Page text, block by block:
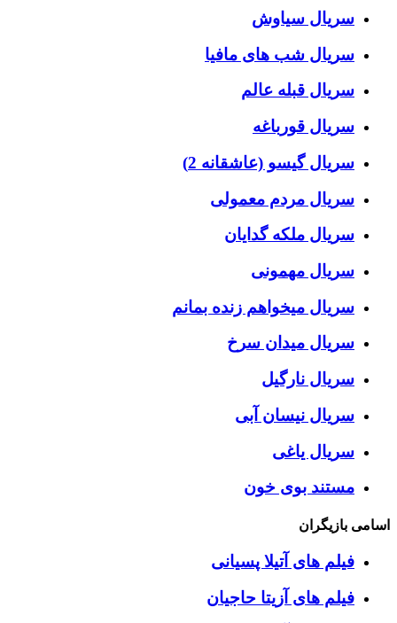
سریال سیاوش
سریال شب های مافیا
سریال قبله عالم
سریال قورباغه
سریال گیسو (عاشقانه 2)
سریال مردم معمولی
سریال ملکه گدایان
سریال مهمونی
سریال میخواهم زنده بمانم
سریال میدان سرخ
سریال نارگیل
سریال نیسان آبی
سریال یاغی
مستند بوی خون
اسامی بازیگران
فیلم های آتیلا پسیانی
فیلم های آزیتا حاجیان